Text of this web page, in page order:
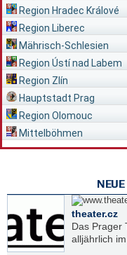
Region Hradec Králové
Region Liberec
Mährisch-Schlesien
Region Ústí nad Labem
Region Zlín
Hauptstadt Prag
Region Olomouc
Mittelböhmen
theater.cz
Das Prager
alljährlich